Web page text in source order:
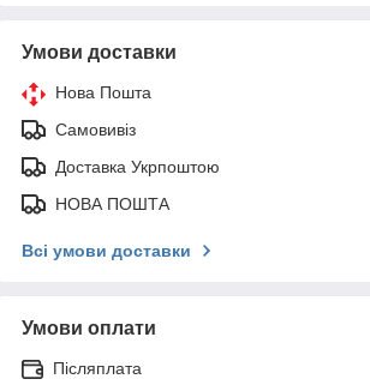
Умови доставки
Нова Пошта
Самовивіз
Доставка Укрпоштою
НОВА ПОШТА
Всі умови доставки
Умови оплати
Післяплата